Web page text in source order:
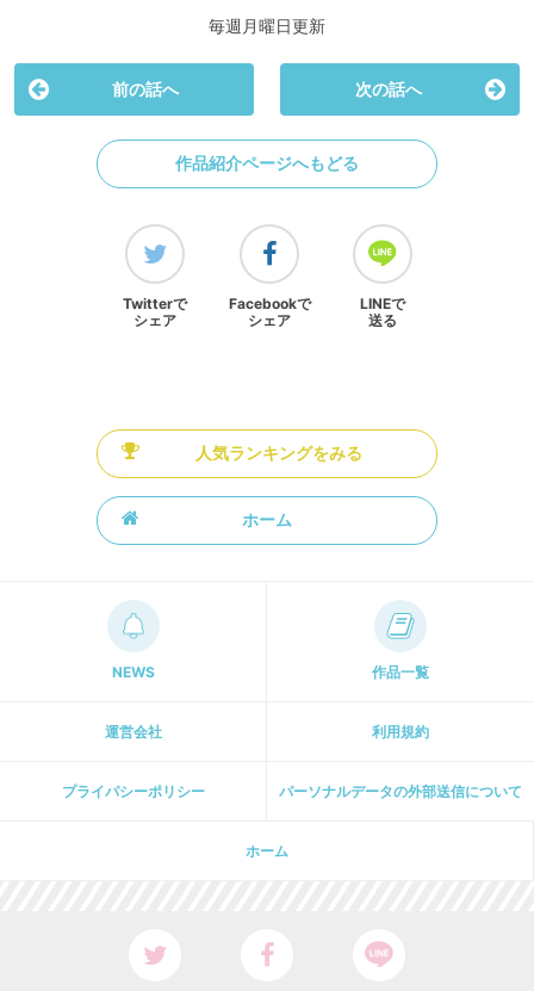
毎週月曜日更新
前の話へ 次の話へ
作品紹介ページへもどる
Twitterで
シェア
Facebookで
シェア
LINEで
送る
人気ランキングをみる
ホーム
NEWS 作品一覧
運営会社 利用規約
プライパシーポリシー パーソナルデータの外部送信について
ホーム